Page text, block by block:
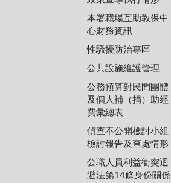
本署職場互助教保中
心財務資訊
性騷擾防治專區
公共設施維護管理
公務預算對民間團體
及個人補（捐）助經
費彙總表
偵查不公開檢討小組
檢討報告及查處情形
公職人員利益衝突迴
避法第14條身份關係